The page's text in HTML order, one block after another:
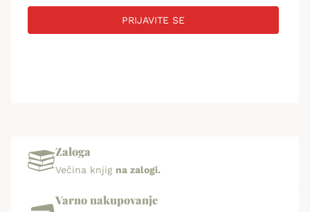
PRIJAVITE SE
Zaloga
Večina knjig na zalogi.
Varno nakupovanje